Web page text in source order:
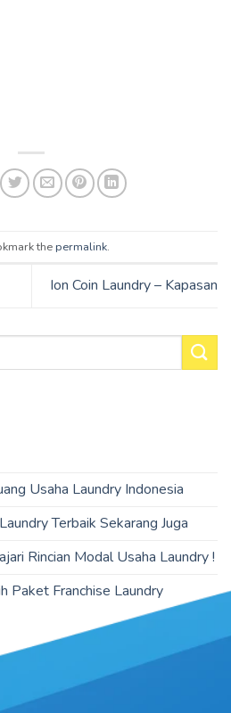
the permalink.
Ion Coin Laundry – Kapasan
Usaha Laundry Indonesia
Terbaik Sekarang Juga
Rincian Modal Usaha Laundry !
Paket Franchise Laundry